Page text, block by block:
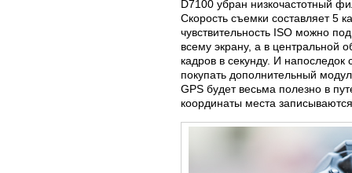
D7100 убран низкочастотный
Скорость съемки составляет 5
чувствительность ISO можно
всему экрану, а в центральной
кадров в секунду. И
покупать дополнительный
GPS будет весьма полезно в
координаты места